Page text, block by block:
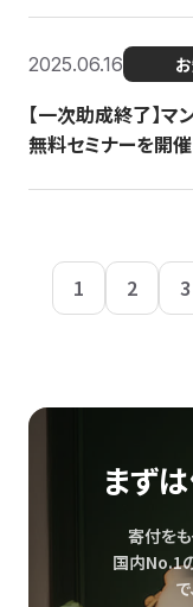
2025.06.16
【一次助成終了】
無料セミナーを開
1 2 3
まず
寄付をも
国内No.1
で